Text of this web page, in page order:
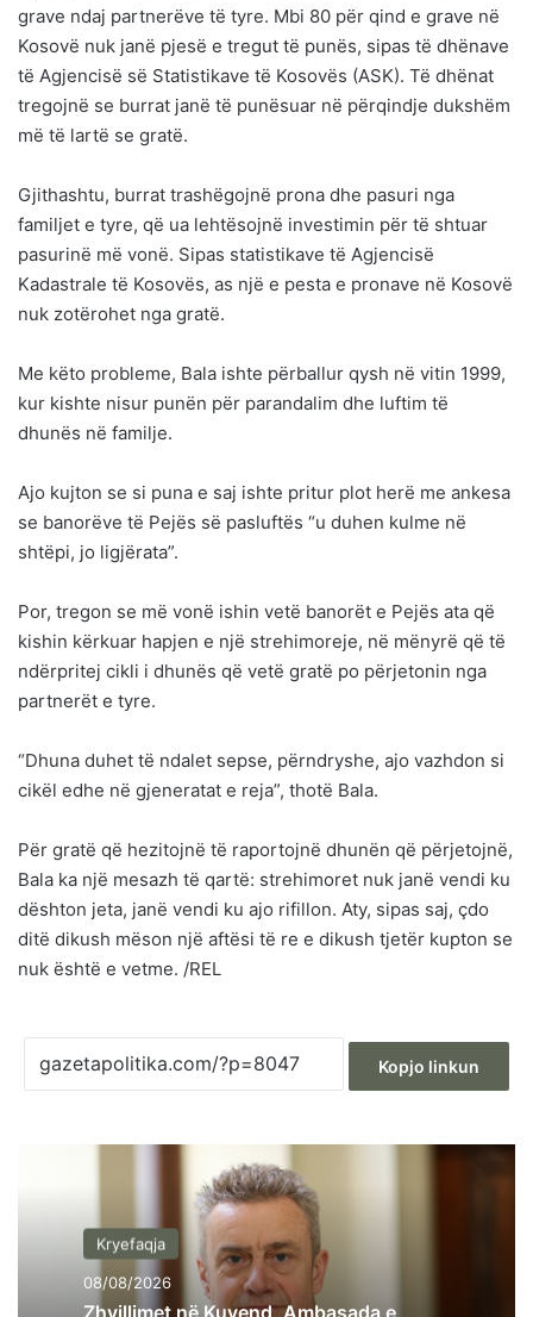
grave ndaj partnerëve të tyre. Mbi 80 për qind e grave në
Kosovë nuk janë pjesë e tregut të punës, sipas të dhënave
të Agjencisë së Statistikave të Kosovës (ASK). Të dhënat
tregojnë se burrat janë të punësuar në përqindje dukshëm
më të lartë se gratë.
Gjithashtu, burrat trashëgojnë prona dhe pasuri nga
familjet e tyre, që ua lehtësojnë investimin për të shtuar
pasurinë më vonë. Sipas statistikave të Agjencisë
Kadastrale të Kosovës, as një e pesta e pronave në Kosovë
nuk zotërohet nga gratë.
Me këto probleme, Bala ishte përballur qysh në vitin 1999,
kur kishte nisur punën për parandalim dhe luftim të
dhunës në familje.
Ajo kujton se si puna e saj ishte pritur plot herë me ankesa
se banorëve të Pejës së pasluftës “u duhen kulme në
shtëpi, jo ligjërata”.
Por, tregon se më vonë ishin vetë banorët e Pejës ata që
kishin kërkuar hapjen e një strehimoreje, në mënyrë që të
ndërpritej cikli i dhunës që vetë gratë po përjetonin nga
partnerët e tyre.
“Dhuna duhet të ndalet sepse, përndryshe, ajo vazhdon si
cikël edhe në gjeneratat e reja”, thotë Bala.
Për gratë që hezitojnë të raportojnë dhunën që përjetojnë,
Bala ka një mesazh të qartë: strehimoret nuk janë vendi ku
dështon jeta, janë vendi ku ajo rifillon. Aty, sipas saj, çdo
ditë dikush mëson një aftësi të re e dikush tjetër kupton se
nuk është e vetme. /REL
Kopjo linkun
Kryefaqja
08/08/2026